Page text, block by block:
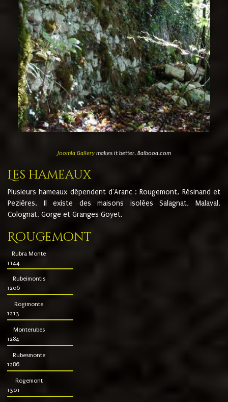
Joomla Gallerymakes it better. Balbooa.com
Les hameaux
Plusieurs hameaux dépendent d'Aranc : Rougemont, Résinand et
Pezières. Il existe des maisons isolées Salagnat, Malaval,
Colognat, Gorge et Granges Goyet.
Rougemont
Rubra Monte
1144
Rubeimontis
1206
Rogimonte
1213
Monterubes
1284
Rubesmonte
1286
Rogemont
1301